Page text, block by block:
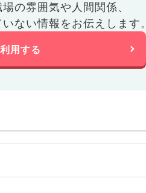
場の雰囲気や人間関係、
ない情報をお伝えします。
用する